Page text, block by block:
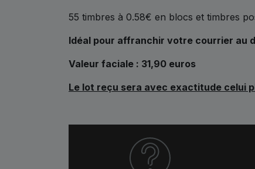
55 timbres à 0.58€ en blocs et timbres
Idéal pour affranchir votre courrier au
Valeur faciale : 31,90 euros
Le lot reçu sera avec exactitude celui